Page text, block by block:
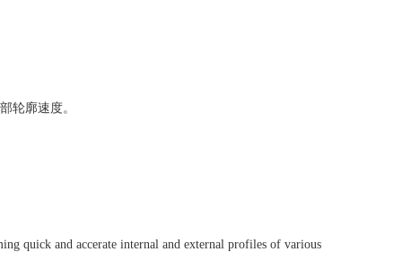
轮廓速度。
quick and accerate internal and external profiles of various